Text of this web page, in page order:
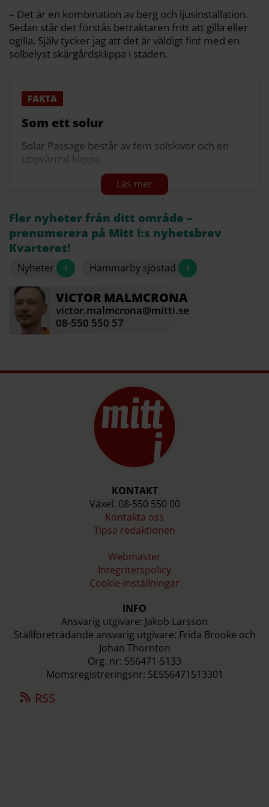
– Det är en kombination av berg och ljusinstallation.
Sedan står det förstås betraktaren fritt att gilla eller
ogilla. Själv tycker jag att det är väldigt fint med en
solbelyst skärgårdsklippa i staden.
Som ett solur
Solar Passage består av fem solskivor och en
uppvärmd klippa.
Skivorna fungerar som ett solur med 365
ljusscenarier som visar tid och årstid.
De skiftar färg från gult vid lunch till pulserande
midnattsblått på natten.
Verket ska ge naturkänsla till en plats dit solen
sällan når.
Konstnärer: Bigert & Bergström
Källa: bigertbergstrom.com
Fler nyheter från ditt område –
prenumerera på Mitt i:s nyhetsbrev
Kvarteret!
Nyheter + Hammarby sjöstad +
VICTORMALMCRONA
victor.malmcrona@mitti.se
08-550 550 57
KONTAKT
Växel: 08-550 550 00
Kontakta oss
Tipsa redaktionen
Webmaster
Integritetspolicy
Cookie-inställningar
INFO
Ansvarig utgivare: Jakob Larsson
Ställföreträdande ansvarig utgivare: Frida Brooke och
Johan Thornton
Org. nr: 556471-5133
Momsregistreringsnr: SE556471513301
RSS